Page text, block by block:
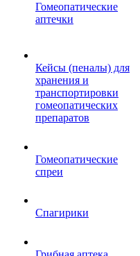
Гомеопатические
аптечки
Кейсы (пеналы) для
хранения и
транспортировки
гомеопатических
препаратов
Гомеопатические
спреи
Спагирики